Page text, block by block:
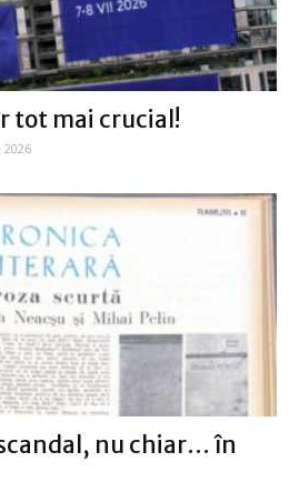
tot mai crucial!
2026
nu chiar… în